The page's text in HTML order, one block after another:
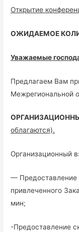
Открытие
ОЖИДАЕМОЕ
Уважаемые
Предлагаем Вам
Межрегиональной
облагаются).
Организационный
— Предоставление
привлеченного
мин;
-Предоставление